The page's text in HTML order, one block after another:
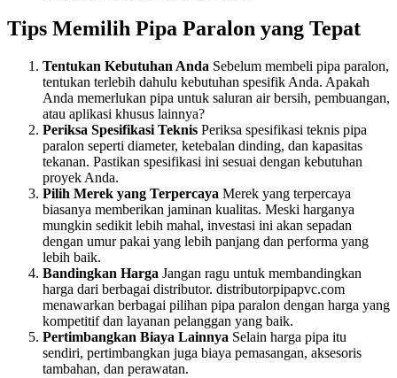
Tips Memilih Pipa Paralon yang Tepat
Tentukan Kebutuhan Anda Sebelum membeli pipa paralon,
tentukan terlebih dahulu kebutuhan spesifik Anda. Apakah
Anda memerlukan pipa untuk saluran air bersih, pembuangan,
atau aplikasi khusus lainnya?
Periksa Spesifikasi Teknis Periksa spesifikasi teknis pipa
paralon seperti diameter, ketebalan dinding, dan kapasitas
tekanan. Pastikan spesifikasi ini sesuai dengan kebutuhan
proyek Anda.
Pilih Merek yang Terpercaya Merek yang terpercaya
biasanya memberikan jaminan kualitas. Meski harganya
mungkin sedikit lebih mahal, investasi ini akan sepadan
dengan umur pakai yang lebih panjang dan performa yang
lebih baik.
Bandingkan Harga Jangan ragu untuk membandingkan
harga dari berbagai distributor. distributorpipapvc.com
menawarkan berbagai pilihan pipa paralon dengan harga yang
kompetitif dan layanan pelanggan yang baik.
Pertimbangkan Biaya Lainnya Selain harga pipa itu
sendiri, pertimbangkan juga biaya pemasangan, aksesoris
tambahan, dan perawatan.